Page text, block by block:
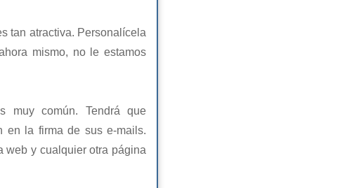
tan atractiva. Personalícela
mismo, no le estamos
muy común. Tendrá que
en la firma de sus e-mails.
web y cualquier otra página